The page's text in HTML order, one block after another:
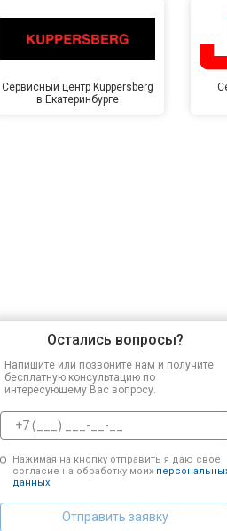
Сервисный центр Kuppersberg
в Екатеринбурге
Остались вопросы?
Напишите или позвоните нам и получите
бесплатную консультацию по
интересующему Вас вопросу.
Нажимая на кнопку отправить я даю свое
согласие на обработку моих
данных.
Отправить заявку